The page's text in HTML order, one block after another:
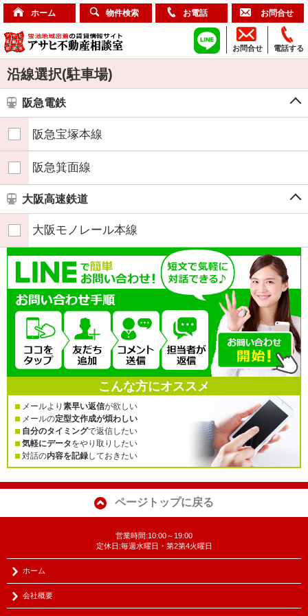
ホーム 物件検索 お電話 お問合せ
電話する
お問合せ
沿線選択(駐車場)
阪急電鉄
阪急宝塚本線
阪急箕面線
大阪高速鉄道
大阪モノレール本線
こんな方にオススメ
メールより 素早い返信が欲しい
メールの定型文作成が煩わしい
自分のタイミングで返信したい
気軽にデータをやり取りしたい
対話の内容を記録しておきたい
ページトップに戻る
営業時間:10:00～19:00
定休日:毎週水曜日・第2第4火曜日
ホーム
会社概要